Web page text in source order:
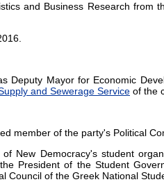
and Business Research from
Deputy Mayor for Economic
and Sewerage Service of the
member of the party's Political
New Democracy's student
President of the Student
of the Greek National